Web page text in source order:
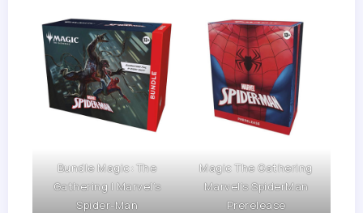
Bundle Magic: The
Gathering | Marvel’s
Spider-Man
Magic The Gathering
Marvel’s SpiderMan
Prerelease